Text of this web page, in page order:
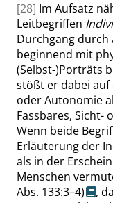
[28] Im Aufsatz
Leitbegriffen
Durchgang durch
beginnend mit
(Selbst-)Porträts
stößt er dabei
oder Autonomie
Fassbares, Sicht-
Wenn beide
Erläuterung der
als in der
Menschen
Abs. 133:3–4)
,